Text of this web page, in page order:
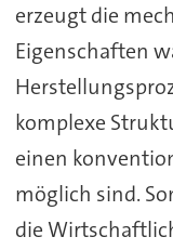
erzeugt die
Eigenschaften
komplexe
einen
möglich sind.
die